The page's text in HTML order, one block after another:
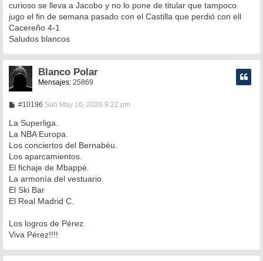
a
j
e
curioso se lleva a Jacobo y no lo pone de titular que tampoco
jugo el fin de semana pasado con el Castilla que perdió con ell
Cacereño 4-1
Saludos blancos
Blanco Polar
Mensajes: 25869
#10196M
n
a
j
e
Sab May 16, 2026 9:22 pm
La Superliga.
La NBA Europa.
Los conciertos del Bernabéu.
Los aparcamientos.
El fichaje de Mbappé.
La armonía del vestuario.
El Ski Bar
El Real Madrid C.
Los logros de Pérez.
Viva Pérez!!!!